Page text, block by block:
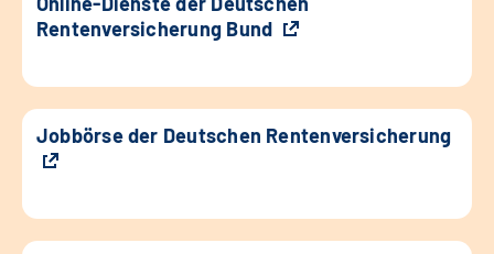
Rentenversicherung Bund
Jobbörse der Deutschen Rentenversicherung